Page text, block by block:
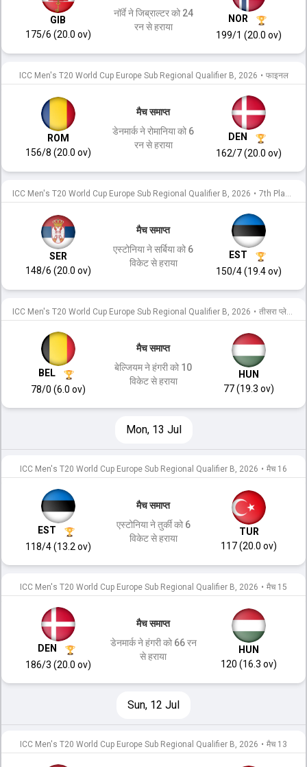
GIB
175/6 (20.0 ov)
नॉर्वे ने जिब्राल्टर को 24
रन से हराया
NOR
199/1 (20.0 ov)
ICC Men's T20 World Cup Europe Sub Regional Qualifier B, 2026 • फाइनल
ROM
156/8 (20.0 ov)
मैच समाप्त
डेनमार्क ने रोमानिया को 6
रन से हराया
DEN
162/7 (20.0 ov)
ICC Men's T20 World Cup Europe Sub Regional Qualifier B, 2026 • 7th Place Play-off
SER
148/6 (20.0 ov)
मैच समाप्त
एस्टोनिया ने सर्बिया को 6
विकेट से हराया
EST
150/4 (19.4 ov)
ICC Men's T20 World Cup Europe Sub Regional Qualifier B, 2026 • तीसरा प्लेस प्ले ऑफ
BEL
78/0 (6.0 ov)
मैच समाप्त
बेल्जियम ने हंगरी को 10
विकेट से हराया
HUN
77 (19.3 ov)
Mon, 13 Jul
ICC Men's T20 World Cup Europe Sub Regional Qualifier B, 2026 • मैच 16
EST
118/4 (13.2 ov)
मैच समाप्त
एस्टोनिया ने तुर्की को 6
विकेट से हराया
TUR
117 (20.0 ov)
ICC Men's T20 World Cup Europe Sub Regional Qualifier B, 2026 • मैच 15
DEN
186/3 (20.0 ov)
मैच समाप्त
डेनमार्क ने हंगरी को 66 रन
से हराया
HUN
120 (16.3 ov)
Sun, 12 Jul
ICC Men's T20 World Cup Europe Sub Regional Qualifier B, 2026 • मैच 13